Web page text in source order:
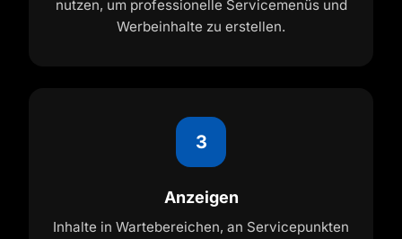
nutzen, um professionelle Servicemenüs und
Werbeinhalte zu erstellen.
3
Anzeigen
Inhalte in Wartebereichen, an Servicepunkten